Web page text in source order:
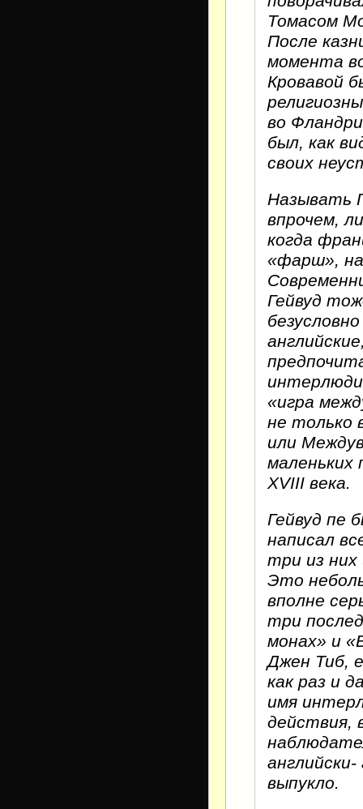
Томасом
После
момента
Кровавой
во
был, как
своих
Называть
впрочем,
когда
«фарш»,
Гейвуд
«игра
не только
или
маленьких
XVIII века.
Гейвуд пе
написал
три из
Это
вполне
три
монах» и
Джен Тиб,
как раз и
имя
действия,
выпукло.